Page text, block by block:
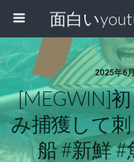
2025年6
[MEGWIN]
み捕獲して
船 #新鮮 #